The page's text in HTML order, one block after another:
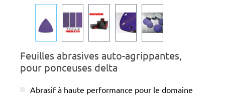
Feuilles abrasives auto-agrippantes,
pour ponceuses delta
Abrasif à haute performance pour le domaine